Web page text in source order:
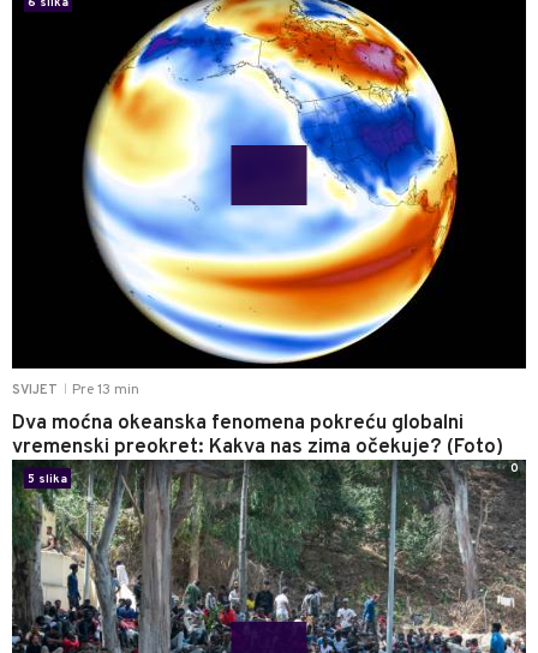
SVIJET Pre 13 min
Dva moćna okeanska fenomena pokreću globalni
vremenski preokret: Kakva nas zima očekuje? (Foto)
5 slika
0